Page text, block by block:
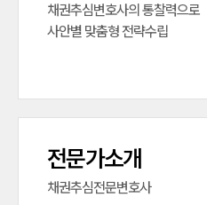
채권추심변호사의 통찰력으로
사안별 맞춤형 전략수립
전문가소개
채권추심전문변호사